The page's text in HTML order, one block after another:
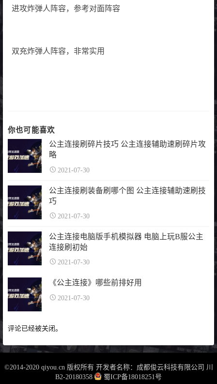
进攻炸弹人阵容，参考对面阵容
双充炸弹人阵容，非常实用
你也可能喜欢
公主连接刷碎片技巧 公主连接辅助速刷碎片攻
略
2021-07-30
公主连接刷装备刷哪个图 公主连接辅助速刷技
巧
2021-07-30
公主连接电脑版手机模拟器 电脑上玩B服公主
连接刷初始
2021-07-30
《公主连接》哪些前排好用
2021-07-30
评论已经被关闭。
©2014-2020 qiyou.cn 版权所有 开发者名称：成都俊云科技有限公司 川
B2-20180358
蜀ICP备18018251号